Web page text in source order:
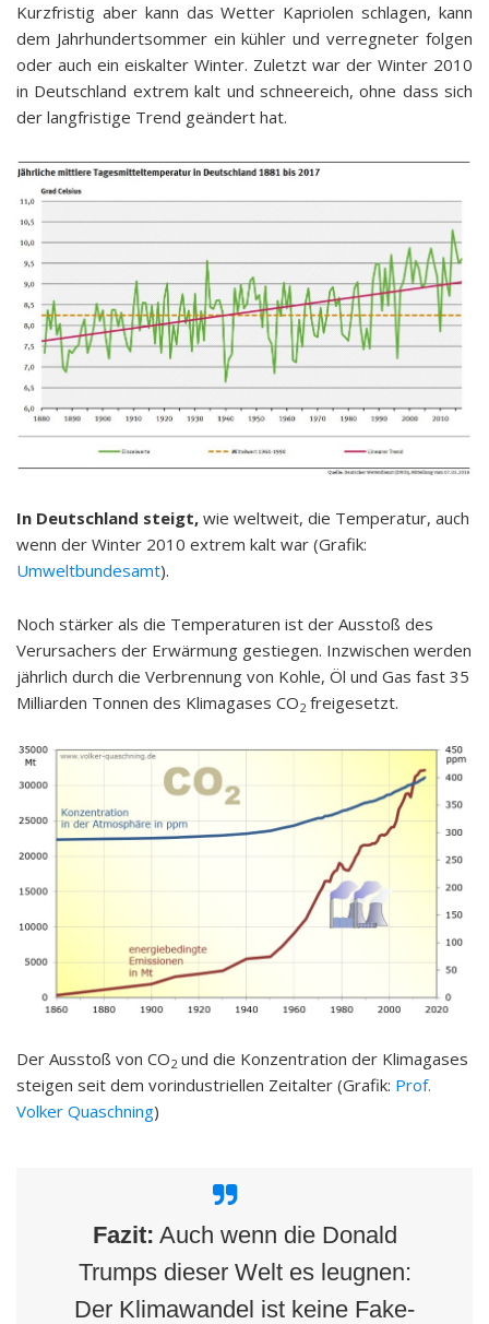
Kurzfristig aber kann das Wetter Kapriolen schlagen, kann
dem Jahrhundertsommer ein kühler und verregneter folgen
oder auch ein eiskalter Winter. Zuletzt war der Winter 2010
in Deutschland extrem kalt und schneereich, ohne dass sich
der langfristige Trend geändert hat.
In Deutschland steigt, wie weltweit, die Temperatur, auch
wenn der Winter 2010 extrem kalt war (Grafik:
Umweltbundesamt).
Noch stärker als die Temperaturen ist der Ausstoß des
Verursachers der Erwärmung gestiegen. Inzwischen werden
jährlich durch die Verbrennung von Kohle, Öl und Gas fast 35
Milliarden Tonnen des Klimagases CO2 freigesetzt.
Der Ausstoß von CO2 und die Konzentration der Klimagases
steigen seit dem vorindustriellen Zeitalter (Grafik: Prof.
Volker Quaschning)
Fazit: Auch wenn die Donald
Trumps dieser Welt es leugnen:
Der Klimawandel ist keine Fake-